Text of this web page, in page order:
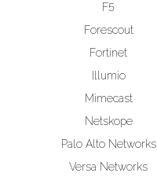
F5
Forescout
Fortinet
Illumio
Mimecast
Netskope
Palo Alto Networks
Versa Networks